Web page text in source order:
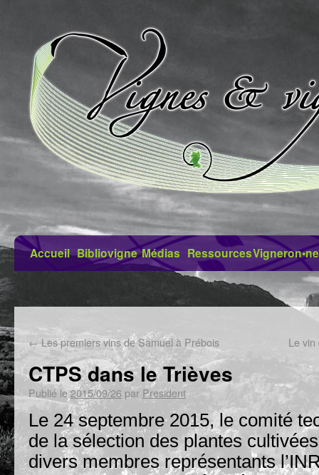
Accueil Bibliovigne Médias Ressources
←Les premiers vins de Samuel à Prébois Le
CTPS dans le Trièves
Publié le2015/09/26 par President
Le 24 septembre 2015, le comité
de la sélection des plantes
divers membres représentants